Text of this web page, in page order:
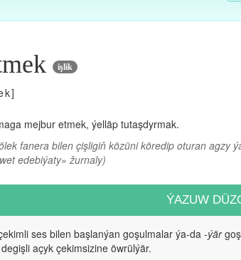
işlik
mejbur etmek, ýelläp tutaşdyrmak.
fanera bilen çişligiň közüni köredip oturan agzy
edebiýaty» žurnaly)
ÝAZUW
ses bilen başlanýan goşulmalar ýa-da -ýär
açyk çekimsizine öwrülýär.